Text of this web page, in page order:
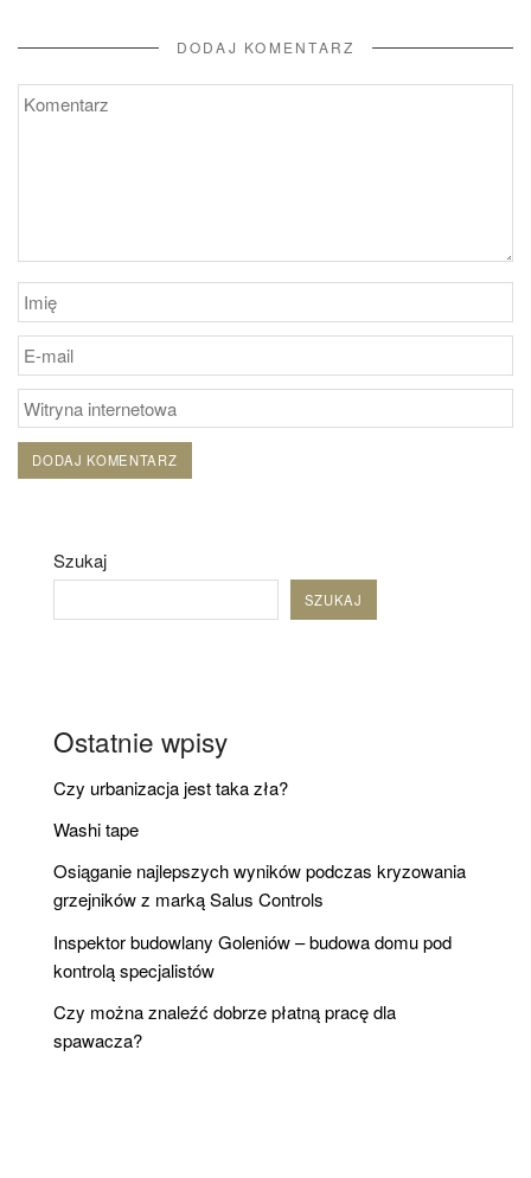
DODAJ KOMENTARZ
Szukaj
SZUKAJ
Ostatnie wpisy
Czy urbanizacja jest taka zła?
Washi tape
Osiąganie najlepszych wyników podczas kryzowania
grzejników z marką Salus Controls
Inspektor budowlany Goleniów – budowa domu pod
kontrolą specjalistów
Czy można znaleźć dobrze płatną pracę dla
spawacza?